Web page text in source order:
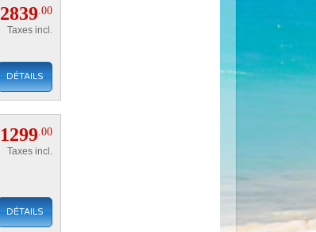
2839 .00
Taxes incl.
DÉTAILS
1299 .00
Taxes incl.
DÉTAILS